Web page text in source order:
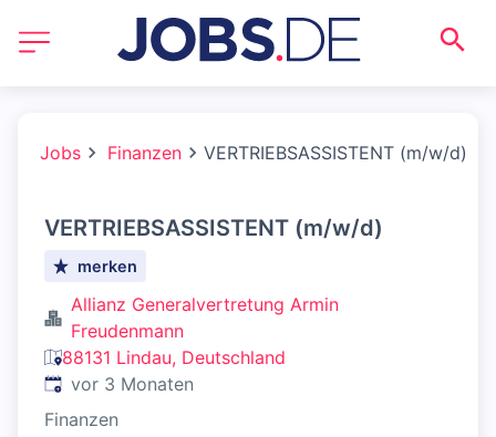
Jobs Finanzen VERTRIEBSASSISTENT (m/w/d)
VERTRIEBSASSISTENT (m/w/d)
merken
Allianz Generalvertretung Armin
Freudenmann
88131 Lindau, Deutschland
Veröffentlicht:
vor 3 Monaten
Finanzen